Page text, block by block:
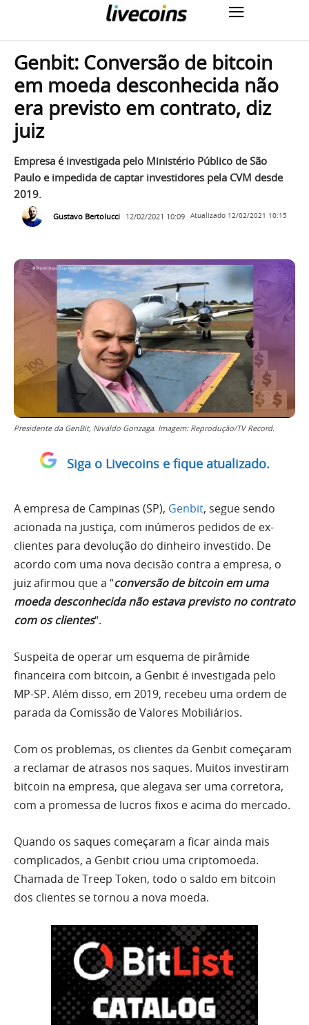
Genbit: Conversão de bitcoin
em moeda desconhecida não
era previsto em contrato, diz
juiz
Empresa é investigada pelo Ministério Público de São
Paulo e impedida de captar investidores pela CVM desde
2019.
Gustavo Bertolucci 12/02/2021 10:09 Atualizado 12/02/2021 10:15
Presidente da GenBit, Nivaldo Gonzaga. Imagem: Reprodução/TV Record.
Siga o Livecoins e fique atualizado.
A empresa de Campinas (SP), Genbit, segue sendo
acionada na justiça, com inúmeros pedidos de ex-
clientes para devolução do dinheiro investido. De
acordo com uma nova decisão contra a empresa, o
juiz afirmou que a “conversão de bitcoin em uma
moeda desconhecida não estava previsto no contrato
com os clientes“.
Suspeita de operar um esquema de pirâmide
financeira com bitcoin, a Genbit é investigada pelo
MP-SP. Além disso, em 2019, recebeu uma ordem de
parada da Comissão de Valores Mobiliários.
Com os problemas, os clientes da Genbit começaram
a reclamar de atrasos nos saques. Muitos investiram
bitcoin na empresa, que alegava ser uma corretora,
com a promessa de lucros fixos e acima do mercado.
Quando os saques começaram a ficar ainda mais
complicados, a Genbit criou uma criptomoeda.
Chamada de Treep Token, todo o saldo em bitcoin
dos clientes se tornou a nova moeda.